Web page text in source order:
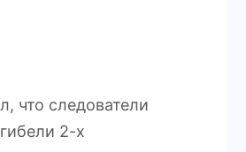
что следователи
2-х